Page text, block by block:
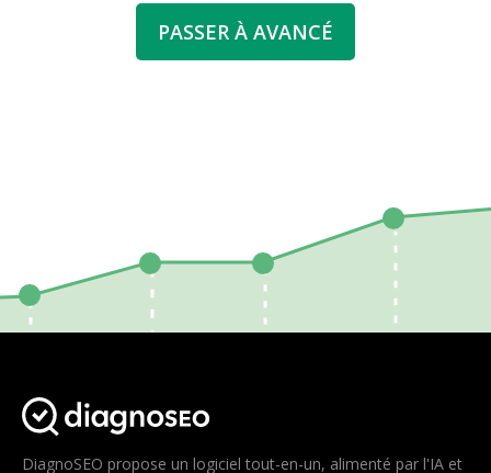
PASSER À AVANCÉ
DiagnoSEO propose un logiciel tout-en-un, alimenté par l'IA et